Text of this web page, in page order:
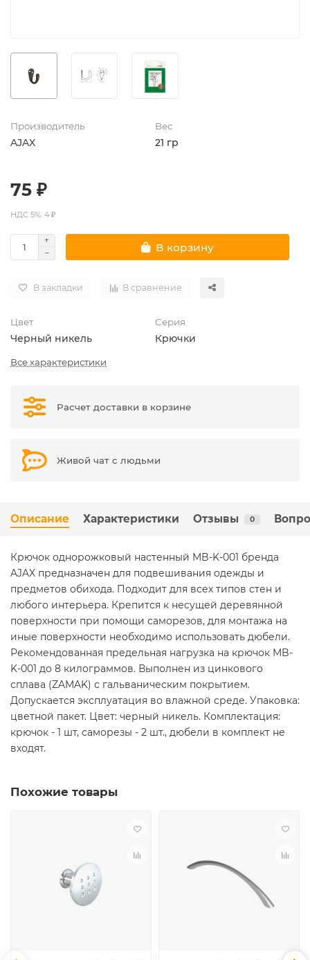
Производитель
AJAX
Вес
21 гр
75 ₽
НДС 5%: 4 ₽
В корзину
В закладки В сравнение
Цвет
Черный никель
Серия
Крючки
Все характеристики
Расчет доставки в корзине
Живой чат с людьми
Описание Характеристики Отзывы 0
Крючок однорожковый настенный MB-K-001 бренда
AJAX предназначен для подвешивания одежды и
предметов обихода. Подходит для всех типов стен и
любого интерьера. Крепится к несущей деревянной
поверхности при помощи саморезов, для монтажа на
иные поверхности необходимо использовать дюбели.
Рекомендованная предельная нагрузка на крючок MB-
K-001 до 8 килограммов. Выполнен из цинкового
сплава (ZAMAK) с гальваническим покрытием.
Допускается эксплуатация во влажной среде. Упаковка:
цветной пакет. Цвет: черный никель. Комплектация:
крючок - 1 шт, саморезы - 2 шт., дюбели в комплект не
входят.
Похожие товары